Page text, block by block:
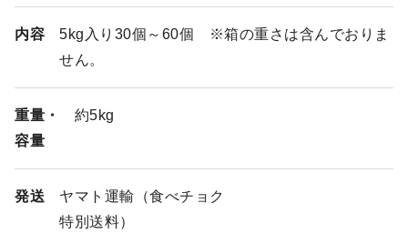
内容
5kg入り30個～60個 ※箱の重さは含んでおりま
せん。
重量・
容量
約5kg
発送
ヤマト運輸（食べチョク
特別送料）